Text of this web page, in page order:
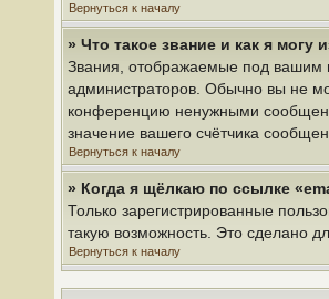
Вернуться к началу
» Что такое звание и как я могу
Звания, отображаемые под вашим
администраторов. Обычно вы не
конференцию ненужными
значение вашего счётчика
Вернуться к началу
» Когда я щёлкаю по ссылке
Только зарегистрированные
такую возможность. Это сделано
Вернуться к началу